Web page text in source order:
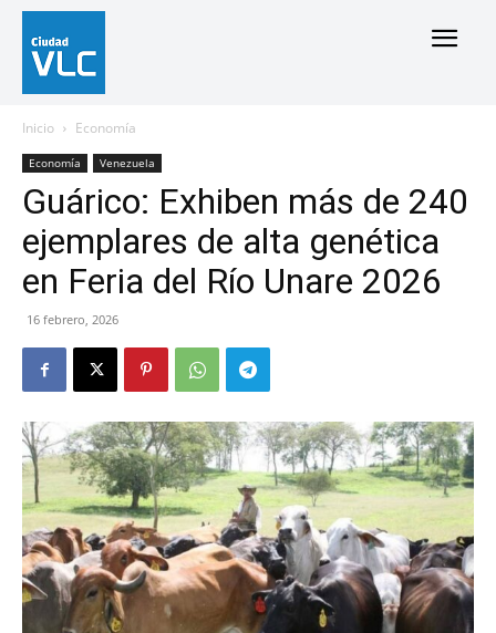
Inicio Economía
Economía Venezuela
Guárico: Exhiben más de 240
ejemplares de alta genética
en Feria del Río Unare 2026
16 febrero, 2026